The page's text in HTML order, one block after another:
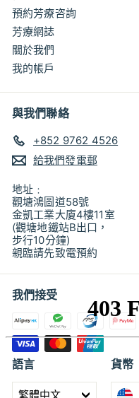
預約芳療咨詢
芳療網誌
關於我們
我的帳戶
與我們聯絡
+852 9762 4526
給我們發電郵
地址﹕
觀塘鴻圖道58號
金凱工業大廈4樓11室
(觀塘地鐵站B出口，
步行10分鐘)
親臨請先致電預約
我們接受
語言
繁體中文
貨幣